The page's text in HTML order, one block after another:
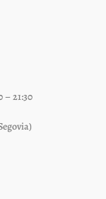
– 21:30